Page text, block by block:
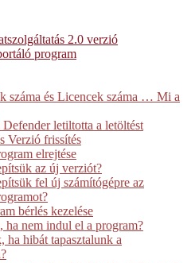
2.0 verzió
program
száma és Licencek száma … Mi a
letiltotta a letöltést
Verzió frissítés
elrejtése
az új verziót?
fel új számítógépre az
bérlés kezelése
ha nem indul el a program?
ha hibát tapasztalunk a